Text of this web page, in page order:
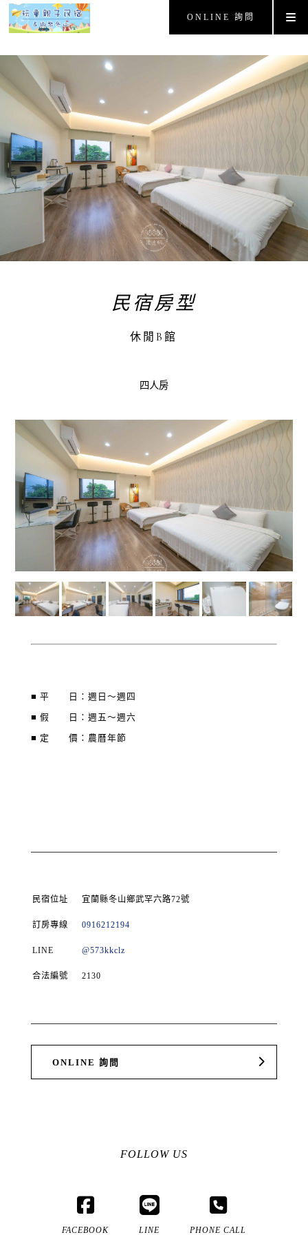
ONLINE 詢問
民宿房型
休閒B館
四人房
■ 平 日：週日～週四
■ 假 日：週五～週六
■ 定 價：農曆年節
民宿位址 宜蘭縣冬山鄉武罕六路72號
訂房專線 0916212194
LINE @573kkclz
合法編號 2130
ONLINE 詢問
FOLLOW US
FACEBOOK LINE PHONE CALL